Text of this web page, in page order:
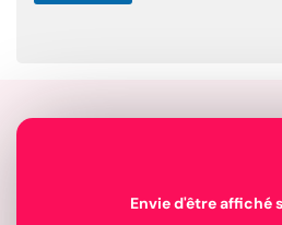
Envie d'être affiché